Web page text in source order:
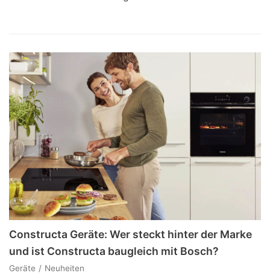
Constructa Geräte: Wer steckt hinter der Marke
und ist Constructa baugleich mit Bosch?
Geräte Neuheiten